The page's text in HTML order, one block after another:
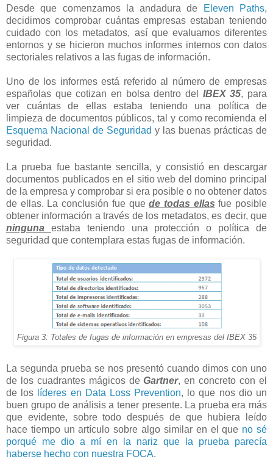
Desde que comenzamos la andadura de Eleven Paths,
decidimos comprobar cuántas empresas estaban teniendo
cuidado con los metadatos, así que evaluamos diferentes
entornos y se hicieron muchos informes internos con datos
sectoriales relativos a las fugas de información.
Uno de los informes está referido al número de empresas
españolas que cotizan en bolsa dentro del IBEX 35, para
ver cuántas de ellas estaba teniendo una política de
limpieza de documentos públicos, tal y como recomienda el
Esquema Nacional de Seguridad y las buenas prácticas de
seguridad.
La prueba fue bastante sencilla, y consistió en descargar
documentos publicados en el sitio web del domino principal
de la empresa y comprobar si era posible o no obtener datos
de ellas. La conclusión fue quede todas ellas fue posible
obtener información a través de los metadatos, es decir, que
ninguna estaba teniendo una protección o política de
seguridad que contemplara estas fugas de información.
Figura 3: Totales de fugas de información en empresas del IBEX 35
La segunda prueba se nos presentó cuando dimos con uno
de los cuadrantes mágicos deGartner, en concreto con el
de los
líderes en Data Loss Prevention, lo que nos dio un
buen grupo de análisis a tener presente. La prueba era más
que evidente, sobre todo después de que hubiera leído
hace tiempo un artículo sobre algo similar en el que no sé
porqué me dio a mí en la nariz que la prueba parecía
haberse hecho con nuestra FOCA.